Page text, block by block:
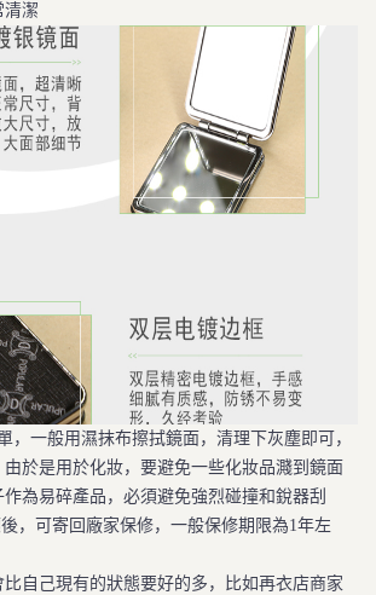
潔
一般用濕抹布擦拭鏡面，清理下灰塵即可，
於是用於化妝，要避免一些化妝品濺到鏡面
為易碎產品，必須避免強烈碰撞和銳器刮
，可寄回廠家保修，一般保修期限為1年左
己現有的狀態要好的多，比如再衣店商家